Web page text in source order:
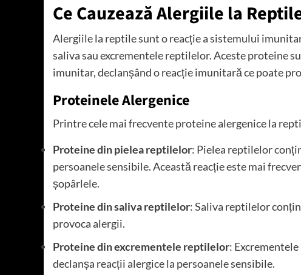
Ce Cauzează Alergiile la
Alergiile la reptile sunt o reacție a sistemului
saliva sau excrementele reptilelor. Aceste proteine
imunitar, declanșând o reacție imunitară ce poate
Proteinele Alergenice
Printre cele mai frecvente proteine ​​alergenice la
Proteine ​​din pielea reptilelor: Pielea reptilelor
persoanele sensibile. Această reacție este mai
șopârlele.
Proteine ​​din saliva reptilelor: Saliva reptilelor
provoca alergii.
Proteine ​​din excrementele reptilelor:
declanșa reacții alergice la persoanele sensibile.